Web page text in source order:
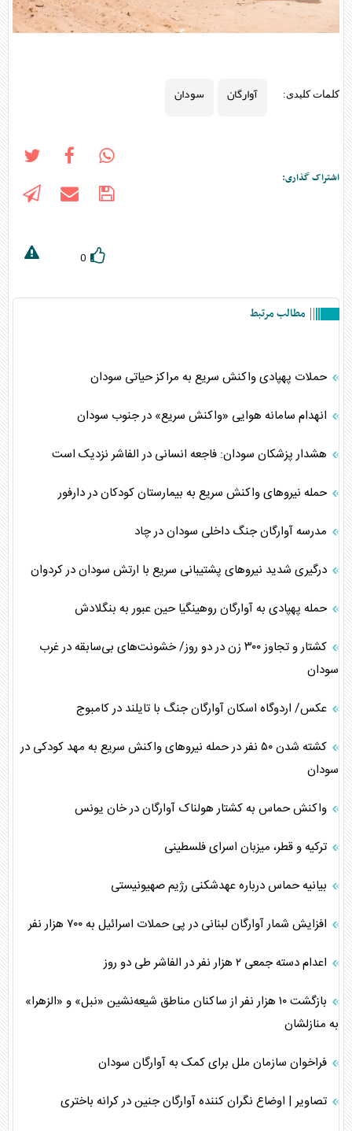
کلمات کلیدی: آوارگان سودان
اشتراک گذاری:
0
مطالب مرتبط
حملات پهپادی واکنش سریع به مراکز حیاتی سودان
انهدام سامانه هوایی «واکنش سریع» در جنوب سودان
هشدار پزشکان سودان: فاجعه انسانی در الفاشر نزدیک است
حمله نیروهای واکنش سریع به بیمارستان کودکان در دارفور
مدرسه آوارگان جنگ داخلی سودان در چاد
درگیری شدید نیروهای پشتیبانی سریع با ارتش سودان در کردوان
حمله پهپادی به آوارگان روهینگیا حین عبور به بنگلادش
کشتار و تجاوز ۳۰۰ زن در دو روز/ خشونت‌های بی‌سابقه در غرب
سودان
عکس/ اردوگاه اسکان آوارگان جنگ با تایلند در کامبوج
کشته شدن ۵۰ نفر در حمله نیروهای واکنش سریع به مهد کودکی در
سودان
واکنش حماس به کشتار هولناک آوارگان در خان یونس
ترکیه و قطر،‌ میزبان اسرای فلسطینی
بیانیه حماس درباره عهدشکنی رژیم صهیونیستی
افزایش شمار آوارگان لبنانی در پی حملات اسرائیل به ۷۰۰ هزار نفر
اعدام دسته جمعی ۲ هزار نفر در الفاشر طی دو روز
بازگشت ۱۰ هزار نفر از ساکنان مناطق شیعه‌نشین «نبل» و «الزهرا»
به منازلشان
فراخوان سازمان ملل برای کمک به آوارگان سودان
تصاویر | اوضاع نگران کننده آوارگان جنین در کرانه باختری